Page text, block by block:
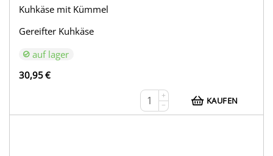
Kuhkäse mit Kümmel
Gereifter Kuhkäse
auf lager
30,95€
+
−
KAUFEN